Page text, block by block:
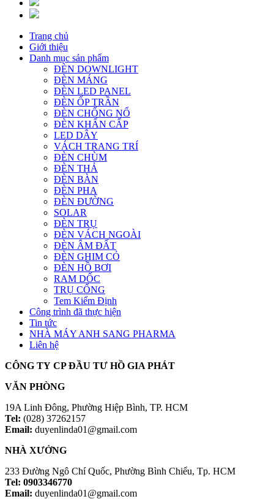
Trang chủ
Giới thiệu
Danh mục sản phẩm
ĐÈN DOWNLIGHT
ĐÈN MÁNG
ĐÈN LED PANEL
ĐÈN ỐP TRẦN
ĐÈN CHỐNG NỔ
ĐÈN KHẨN CẤP
LED DÂY
VÁCH TRANG TRÍ
ĐÈN CHÙM
ĐÈN THẢ
ĐÈN BÀN
ĐÈN PHA
ĐÈN ĐƯỜNG
SOLAR
ĐÈN TRỤ
ĐÈN VÁCH NGOÀI
ĐÈN ÂM ĐẤT
ĐÈN GHIM CỎ
ĐÈN HỒ BƠI
RAM DỐC
TRỤ CỔNG
Tem Kiểm Định
Công trình đã thực hiện
Tin tức
NHÀ MÁY ANH SANG PHARMA
Liên hệ
CÔNG TY CP ĐẦU TƯ HỒ GIA PHÁT
VĂN PHÒNG
19A Linh Đông, Phường Hiệp Bình, TP. HCM
Tel: (028) 37262157
Email: duyenlinda01@gmail.com
NHÀ XƯỞNG
233 Đường Ngô Chí Quốc, Phường Bình Chiểu, Tp. HCM
Tel: 0903346770
Email: duyenlinda01@gmail.com